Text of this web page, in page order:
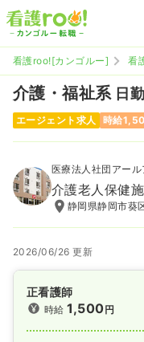
看護roo![カンゴルー] 看
介護・福祉系 日
エージェント求人 時給
医療法人社団アール
介護老人保健
静岡県静岡市葵
2026/06/26 更新
正看護師
時給1,500円